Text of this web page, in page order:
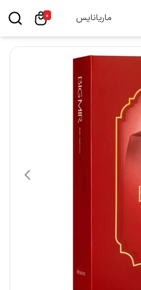
ماریانایس 0